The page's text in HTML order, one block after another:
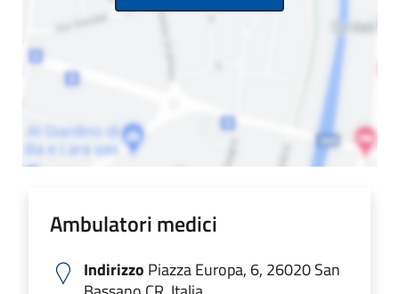
Ambulatori medici
Indirizzo Piazza Europa, 6, 26020 San